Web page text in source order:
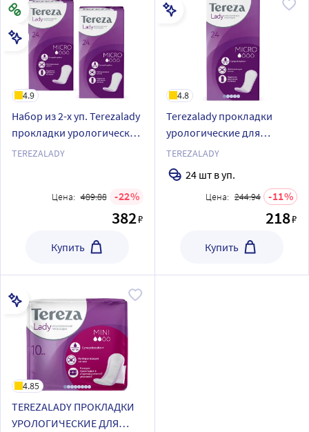
4.9
Набор из 2-х уп. Terezalady
прокладки урологические
для женщин micro 24 шт.
TEREZALADY
Цена: 489.88 22
382₽
Купить
4.8
Terezalady прокладки
урологические для
женщин micro 24 шт.
TEREZALADY
24 шт в уп.
Цена: 244.94 11
218₽
Купить
4.85
TEREZALADY ПРОКЛАДКИ
УРОЛОГИЧЕСКИЕ ДЛЯ